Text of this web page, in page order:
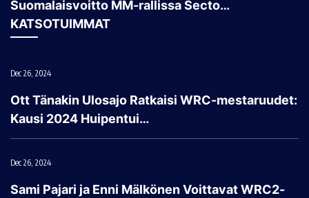
Suomalaisvoitto MM-rallissa Secto…
KATSOTUIMMAT
Dec 26, 2024
Ott Tänakin Ulosajo Ratkaisi WRC-mestaruudet:
Kausi 2024 Huipentui…
Dec 26, 2024
Sami Pajari ja Enni Mälkönen Voittavat WRC2-